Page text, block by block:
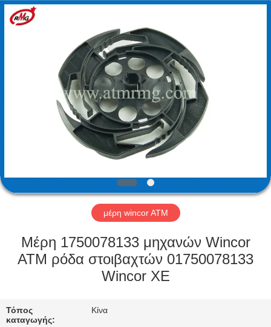
ΠΡΟΪΌΝΤΑ
ΣΧΕΤΙΚΆ
ΕΜΆΣ
ΕΠΙΣΚΈΨΕΙΣ
ΣΤΟ
ΕΡΓΟΣΤΆΣΙΟ
ΠΟΙΌΤΗΤΑΣ
Science
And
μέρη wincor ATM
Μέρη 1750078133 μηχανών Wincor
ATM ρόδα στοιβαχτών 01750078133
Wincor XE
Τόπος
καταγωγής:
Κίνα